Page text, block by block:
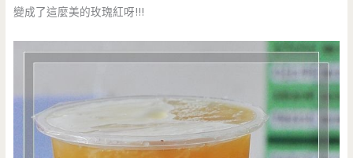
變成了這麼美的玫瑰紅呀!!!